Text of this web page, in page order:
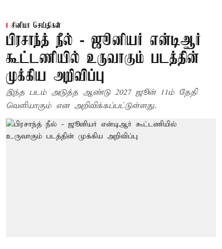
சினிமா செய்திகள்
பிரசாந்த் நீல் - ஜூனியர் என்டிஆர்
கூட்டணியில் உருவாகும் படத்தின்
முக்கிய அறிவிப்பு
இந்த படம் அடுத்த ஆண்டு 2027 ஜூன் 11ம் தேதி
வெளியாகும் என அறிவிக்கப்பட்டுள்ளது.